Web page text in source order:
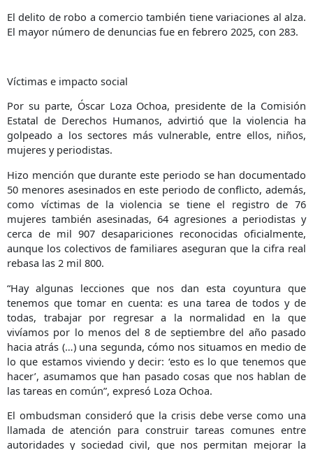
El delito de robo a comercio también tiene variaciones al alza.
El mayor número de denuncias fue en febrero 2025, con 283.
Víctimas e impacto social
Por su parte, Óscar Loza Ochoa, presidente de la Comisión
Estatal de Derechos Humanos, advirtió que la violencia ha
golpeado a los sectores más vulnerable, entre ellos, niños,
mujeres y periodistas.
Hizo mención que durante este periodo se han documentado
50 menores asesinados en este periodo de conflicto, además,
como víctimas de la violencia se tiene el registro de 76
mujeres también asesinadas, 64 agresiones a periodistas y
cerca de mil 907 desapariciones reconocidas oficialmente,
aunque los colectivos de familiares aseguran que la cifra real
rebasa las 2 mil 800.
“Hay algunas lecciones que nos dan esta coyuntura que
tenemos que tomar en cuenta: es una tarea de todos y de
todas, trabajar por regresar a la normalidad en la que
vivíamos por lo menos del 8 de septiembre del año pasado
hacia atrás (…) una segunda, cómo nos situamos en medio de
lo que estamos viviendo y decir: ‘esto es lo que tenemos que
hacer’, asumamos que han pasado cosas que nos hablan de
las tareas en común”, expresó Loza Ochoa.
El ombudsman consideró que la crisis debe verse como una
llamada de atención para construir tareas comunes entre
autoridades y sociedad civil, que nos permitan mejorar la